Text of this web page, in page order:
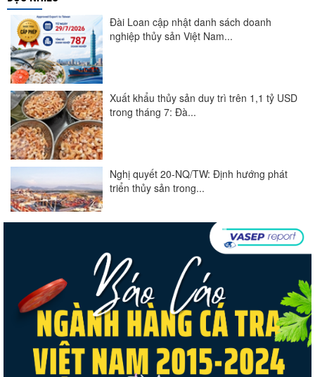
Đài Loan cập nhật danh sách doanh
nghiệp thủy sản Việt Nam...
Xuất khẩu thủy sản duy trì trên 1,1 tỷ USD
trong tháng 7: Đà...
Nghị quyết 20-NQ/TW: Định hướng phát
triển thủy sản trong...
Góp ý Dự thảo Luật An toàn thực phẩm
(sửa đổi)
Thuế Mục 301 và bài toán thích ứng của
tôm Việt tại thị...